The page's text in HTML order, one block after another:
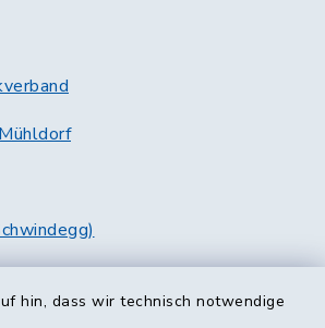
hin, dass wir technisch notwendige